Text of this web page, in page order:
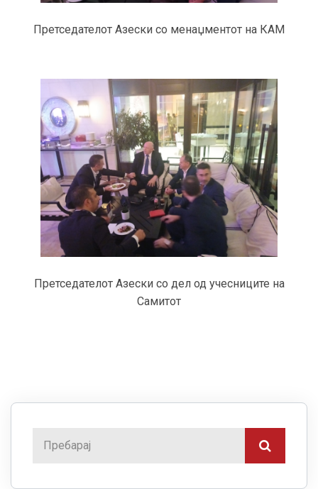
Претседателот Азески со менаџментот на КАМ
Претседателот Азески со дел од учесниците на
Самитот